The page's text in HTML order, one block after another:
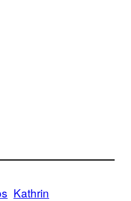
Kathrin